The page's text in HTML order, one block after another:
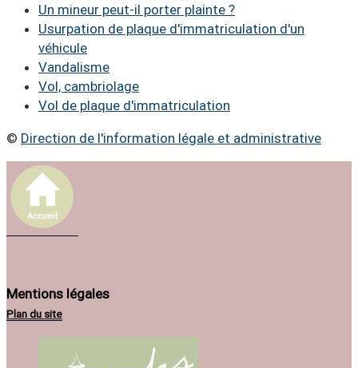
Un mineur peut-il porter plainte ?
Usurpation de plaque d'immatriculation d'un
véhicule
Vandalisme
Vol, cambriolage
Vol de plaque d'immatriculation
© Direction de l'information légale et administrative
Mentions légales
Plan du site